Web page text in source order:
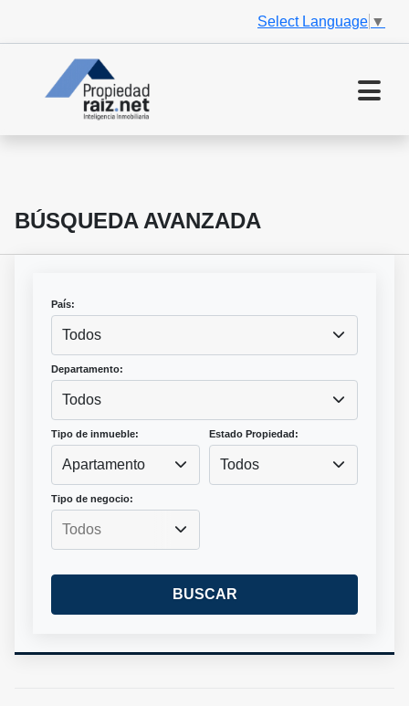
Select Language ▼
BÚSQUEDA AVANZADA
País:
Todos
Departamento:
Todos
Tipo de inmueble:
Apartamento
Estado Propiedad:
Todos
Tipo de negocio:
BUSCAR